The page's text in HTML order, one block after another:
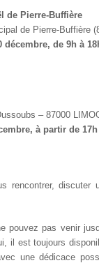
de Pierre-Buffière
de Pierre-Buffière
décembre, de 9h à
– 87000
à partir de 17h
rencontrer, discuter
pouvez pas venir
il est toujours
une dédicace